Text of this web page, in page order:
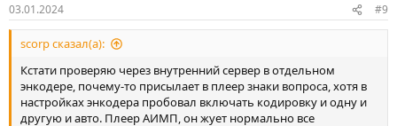
03.01.2024 #9
scorp сказал(а):
Кстати проверяю через внутренний сервер в отдельном
энкодере, почему-то присылает в плеер знаки вопроса, хотя в
настройках энкодера пробовал включать кодировку и одну и
другую и авто. Плеер АИМП, он жует нормально все